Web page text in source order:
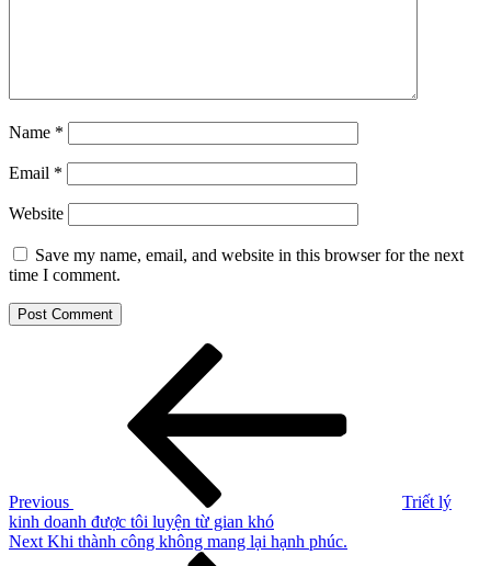
Name *
Email *
Website
Save my name, email, and website in this browser for the next
time I comment.
Previous
Triết lý
kinh doanh được tôi luyện từ gian khó
Next
Next Khi thành công không mang lại hạnh phúc.